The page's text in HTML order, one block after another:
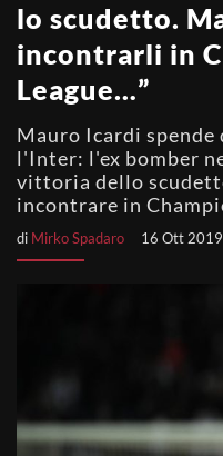
lo scudetto.
incontrarli in
League…”
Mauro Icardi
l'Inter: l'ex bomber
vittoria dello
incontrare in
di Mirko Spadaro 16 Ott